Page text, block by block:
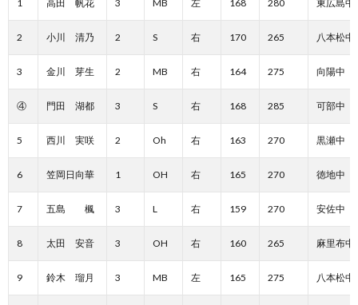
1 高田 帆花 3 MB 左 168 280 東広島中
2 小川 清乃 2 S 右 170 265 八本松中
3 金川 芽生 2 MB 右 164 275 向陽中
④ 門田 湖都 3 S 右 168 285 可部中
5 西川 実咲 2 Oh 右 163 270 黒瀬中
6 笠岡日向華 1 OH 右 165 270 徳地中
7 五島 楓 3 L 右 159 270 安佐中
8 太田 安音 3 OH 右 160 265 麻里布中
9 鈴木 瑠月 3 MB 左 165 275 八本松中